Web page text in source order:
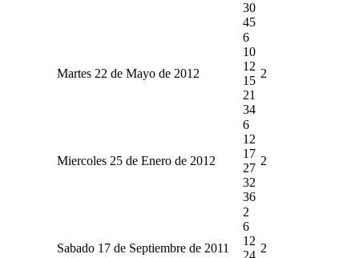
30
45
Martes 22 de Mayo de 2012
6
10
12
15
21
34
2
Miercoles 25 de Enero de 2012
6
12
17
27
32
36
2
Sabado 17 de Septiembre de 2011
2
6
12
24
2